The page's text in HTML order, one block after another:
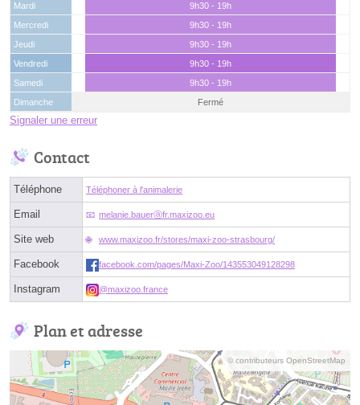
Mardi
9h30 - 19h
Mercredi
9h30 - 19h
Jeudi
9h30 - 19h
Vendredi
9h30 - 19h
Samedi
9h30 - 19h
Dimanche
Fermé
Signaler une erreur
Contact
Téléphone Téléphoner à l'animalerie
Email melanie.bauerⓐfr.maxizoo.eu
Site web www.maxizoo.fr/stores/maxi-zoo-strasbourg/
Facebook facebook.com/pages/Maxi-Zoo/143553049128298
Instagram @maxizoo.france
Plan et adresse
© contributeurs OpenStreetMap